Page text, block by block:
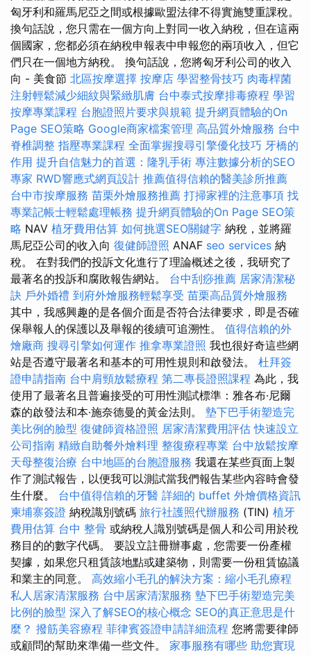
匈牙利和羅馬尼亞之間或根據歐盟法律不得實施雙重課稅。
換句話說，您只需在一個方向上對同一收入納稅，但在這兩
個國家，您都必須在納稅申報表中申報您的兩項收入，但它
們只在一個地方納稅。 換句話說，您將匈牙利公司的收入
向 - 美食節 北區按摩選擇 按摩店 學習整骨技巧 肉毒桿菌
注射輕鬆減少細紋與緊緻肌膚 台中泰式按摩排毒療程 學習
按摩專業課程 台胞證照片要求與規範 提升網頁體驗的On
Page SEO策略 Google商家檔案管理 高品質外燴服務 台中
脊椎調整 指壓專業課程 全面掌握搜尋引擎優化技巧 牙橋的
作用 提升自信魅力的首選：隆乳手術 專注數據分析的SEO
專家 RWD響應式網頁設計 推薦值得信賴的醫美診所推薦
台中市按摩服務 苗栗外燴服務推薦 打掃家裡的注意事項 找
專業記帳士輕鬆處理帳務 提升網頁體驗的On Page SEO策
略 NAV 植牙費用估算 如何挑選SEO關鍵字 納稅，並將羅
馬尼亞公司的收入向 復健師證照 ANAF seo services 納
稅。 在對我們的投訴文化進行了理論概述之後，我研究了
最著名的投訴和腐敗報告網站。 台中刮痧推薦 居家清潔秘
訣 戶外婚禮 到府外燴服務輕鬆享受 苗栗高品質外燴服務
其中，我感興趣的是各個介面是否符合法律要求，即是否確
保舉報人的保護以及舉報的後續可追溯性。 值得信賴的外
燴廠商 搜尋引擎如何運作 推拿專業證照 我也很好奇這些網
站是否遵守最著名和基本的可用性規則和啟發法。 杜拜簽
證申請指南 台中肩頸放鬆療程 第二專長證照課程 為此，我
使用了最著名且普遍接受的可用性測試標準：雅各布·尼爾
森的啟發法和本·施奈德曼的黃金法則。 墊下巴手術塑造完
美比例的臉型 復健師資格證照 居家清潔費用評估 快速設立
公司指南 精緻自助餐外燴料理 整復療程專業 台中放鬆按摩
天母整復治療 台中地區的台胞證服務 我還在某些頁面上製
作了測試報告，以便我可以測試當我們報告某些內容時會發
生什麼。 台中值得信賴的牙醫 詳細的 buffet 外燴價格資訊
柬埔寨簽證 納稅識別號碼 旅行社護照代辦服務 (TIN) 植牙
費用估算 台中 整骨 或納稅人識別號碼是個人和公司用於稅
務目的的數字代碼。 要設立註冊辦事處，您需要一份產權
契據，如果您只租賃該地點或建築物，則需要一份租賃協議
和業主的同意。 高效縮小毛孔的解決方案：縮小毛孔療程
私人居家清潔服務 台中居家清潔服務 墊下巴手術塑造完美
比例的臉型 深入了解SEO的核心概念 SEO的真正意思是什
麼？ 撥筋美容療程 菲律賓簽證申請詳細流程 您將需要律師
或顧問的幫助來準備一些文件。 家事服務有哪些 助您實現